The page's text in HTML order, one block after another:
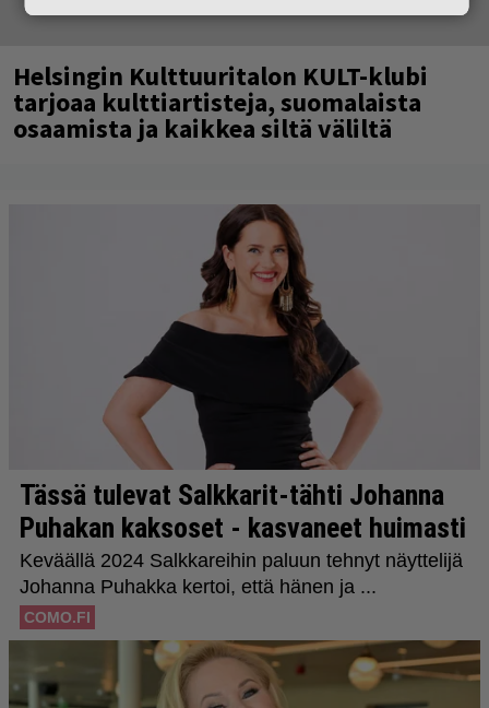
Helsingin Kulttuuritalon KULT-klubi
tarjoaa kulttiartisteja, suomalaista
osaamista ja kaikkea siltä väliltä